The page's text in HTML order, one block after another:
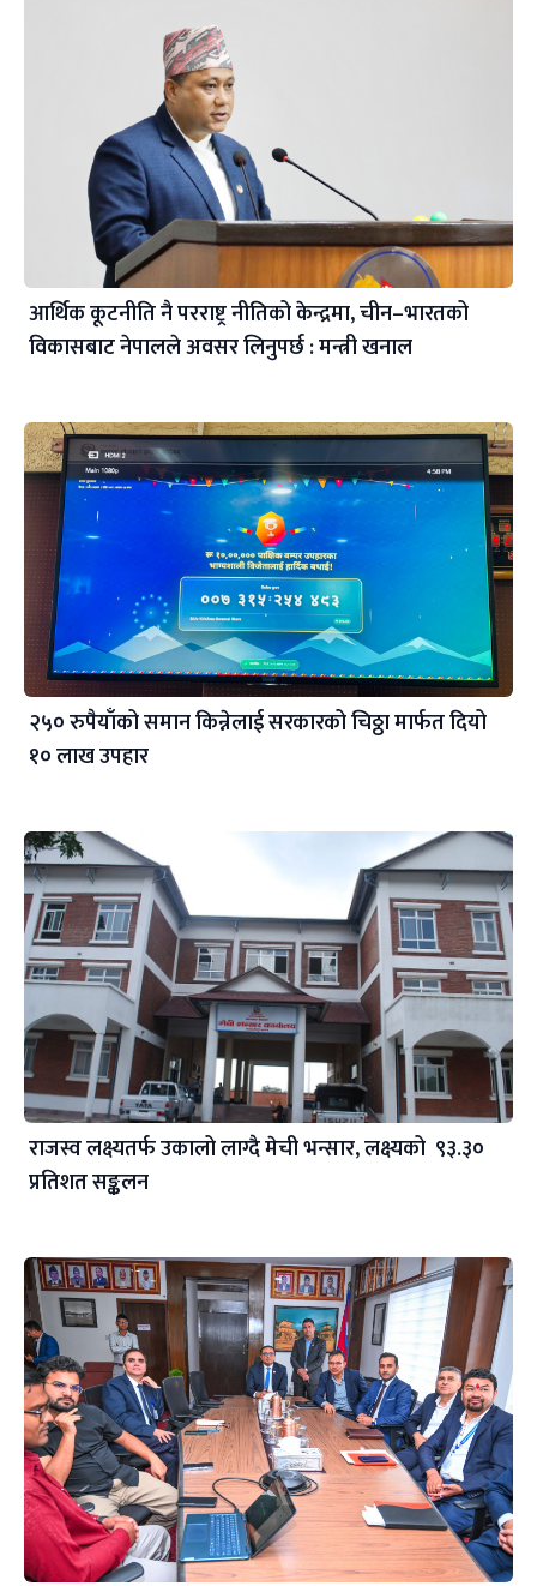
आर्थिक कूटनीति नै परराष्ट्र नीतिको केन्द्रमा, चीन–भारतको
विकासबाट नेपालले अवसर लिनुपर्छ : मन्त्री खनाल
२५० रुपैयाँको समान किन्नेलाई सरकारको चिठ्ठा मार्फत दियो
१० लाख उपहार
राजस्व लक्ष्यतर्फ उकालो लाग्दै मेची भन्सार, लक्ष्यको ९३.३०
प्रतिशत सङ्कलन